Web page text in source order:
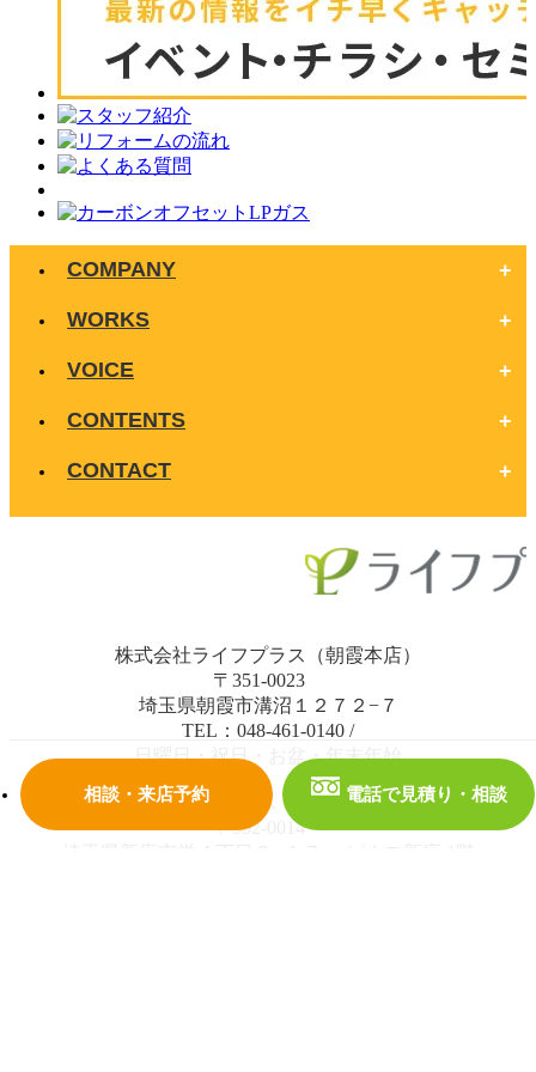
相談・来店予約 電話で見積り・相談
COMPANY
WORKS
VOICE
CONTENTS
CONTACT
株式会社ライフプラス（朝霞本店）
〒351-0023
埼玉県朝霞市溝沼１２７２−７
TEL：048-461-0140 /
日曜日・祝日・お盆・年末年始
株式会社ライフプラス（大泉学園通り店）
〒352-0014